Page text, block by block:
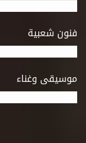
فنون شعبية
موسيقى وغناء